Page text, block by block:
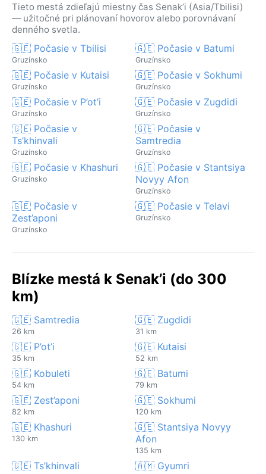
Tieto mestá zdieľajú miestny čas Senak’i (Asia/Tbilisi)
— užitočné pri plánovaní hovorov alebo porovnávaní
denného svetla.
🇬🇪 Počasie v Tbilisi
Gruzínsko
🇬🇪 Počasie v Batumi
Gruzínsko
🇬🇪 Počasie v Kutaisi
Gruzínsko
🇬🇪 Počasie v Sokhumi
Gruzínsko
🇬🇪 Počasie v P’ot’i
Gruzínsko
🇬🇪 Počasie v Zugdidi
Gruzínsko
🇬🇪 Počasie v
Ts’khinvali
Gruzínsko
🇬🇪 Počasie v
Samtredia
Gruzínsko
🇬🇪 Počasie v Khashuri
Gruzínsko
🇬🇪 Počasie v Stantsiya
Novyy Afon
Gruzínsko
🇬🇪 Počasie v
Zest’aponi
Gruzínsko
🇬🇪 Počasie v Telavi
Gruzínsko
Blízke mestá k Senak’i (do 300
km)
🇬🇪 Samtredia
26 km
🇬🇪 Zugdidi
31 km
🇬🇪 P’ot’i
35 km
🇬🇪 Kutaisi
52 km
🇬🇪 Kobuleti
54 km
🇬🇪 Batumi
79 km
🇬🇪 Zest’aponi
82 km
🇬🇪 Sokhumi
120 km
🇬🇪 Khashuri
130 km
🇬🇪 Stantsiya Novyy
Afon
135 km
🇬🇪 Ts’khinvali 🇦🇲 Gyumri